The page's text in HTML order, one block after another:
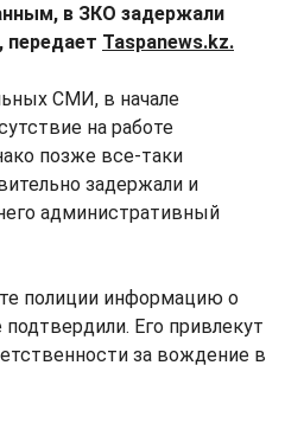
в ЗКО задержали
передает Taspanews.kz.
СМИ, в начале
на работе
позже все-таки
задержали и
административный
полиции информацию о
Его привлекут
за вождение в